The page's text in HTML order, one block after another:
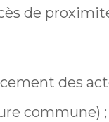
de
des
commune) ;